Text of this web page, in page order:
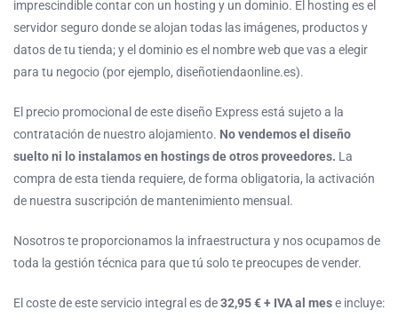
imprescindible contar con un hosting y un dominio. El hosting es el
servidor seguro donde se alojan todas las imágenes, productos y
datos de tu tienda; y el dominio es el nombre web que vas a elegir
para tu negocio (por ejemplo, diseñotiendaonline.es).
El precio promocional de este diseño Express está sujeto a la
contratación de nuestro alojamiento. No vendemos el diseño
suelto ni lo instalamos en hostings de otros proveedores. La
compra de esta tienda requiere, de forma obligatoria, la activación
de nuestra suscripción de mantenimiento mensual.
Nosotros te proporcionamos la infraestructura y nos ocupamos de
toda la gestión técnica para que tú solo te preocupes de vender.
El coste de este servicio integral es de32,95 € + IVA al mese incluye: